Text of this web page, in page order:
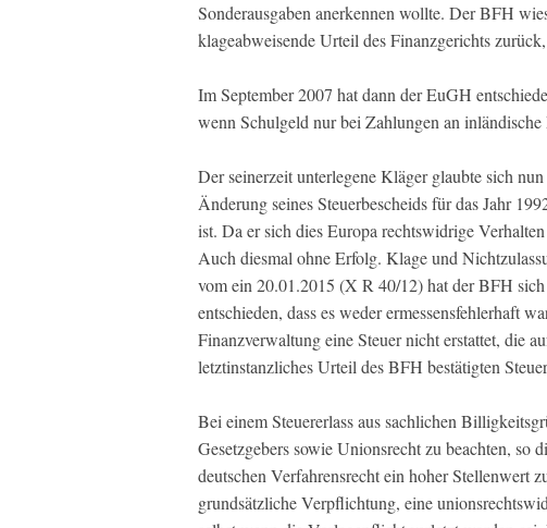
Sonderausgaben anerkennen wollte. Der BFH
klageabweisende Urteil des Finanzgerichts
Im September 2007 hat dann der EuGH
wenn Schulgeld nur bei Zahlungen an
Der seinerzeit unterlegene Kläger glaubte sich
Änderung seines Steuerbescheids für das Jahr
ist. Da er sich dies Europa rechtswidrige
Auch diesmal ohne Erfolg. Klage und
vom ein 20.01.2015 (X R 40/12) hat der BFH
entschieden, dass es weder ermessensfehlerhaft
Finanzverwaltung eine Steuer nicht erstattet, die
letztinstanzliches Urteil des BFH bestätigten
Bei einem Steuererlass aus sachlichen
Gesetzgebers sowie Unionsrecht zu beachten,
deutschen Verfahrensrecht ein hoher Stellenwert
grundsätzliche Verpflichtung, eine